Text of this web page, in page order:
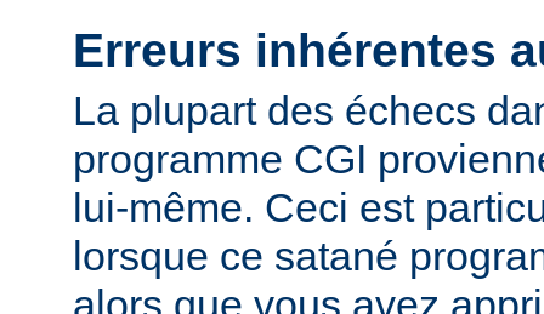
Erreurs inhérentes
La plupart des échecs
programme CGI
lui-même. Ceci est
lorsque ce satané
alors que vous avez